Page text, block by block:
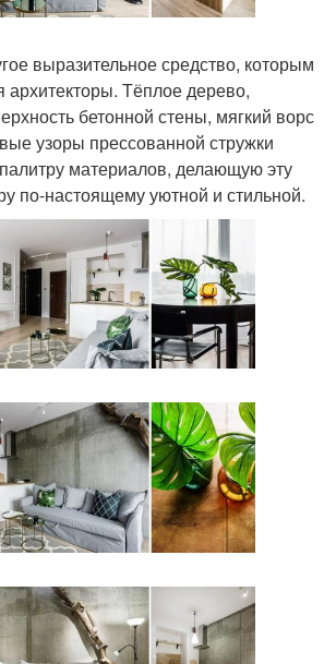
выразительное средство, которым
архитекторы. Тёплое дерево,
бетонной стены, мягкий ворс
узоры прессованной стружки
материалов, делающую эту
по-настоящему уютной и стильной.